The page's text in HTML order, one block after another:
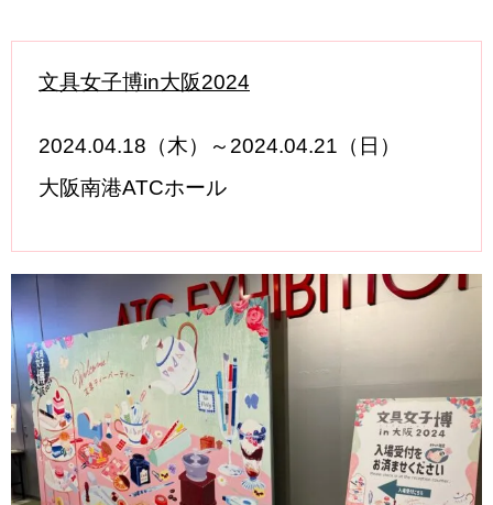
文具女子博in大阪2024
2024.04.18（木）～2024.04.21（日）
大阪南港ATCホール